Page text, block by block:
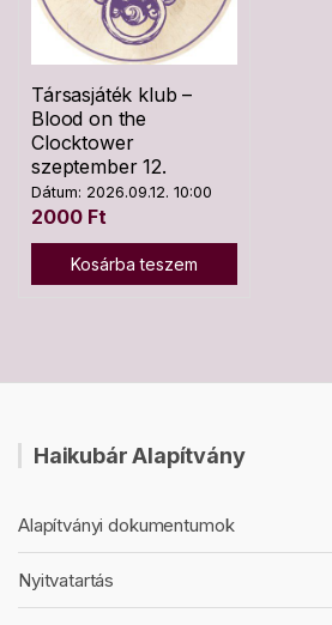
Társasjáték klub –
Blood on the
Clocktower
szeptember 12.
Dátum: 2026.09.12. 10:00
2000 Ft
Kosárba teszem
Haikubár Alapítvány
Alapítványi dokumentumok
Nyitvatartás